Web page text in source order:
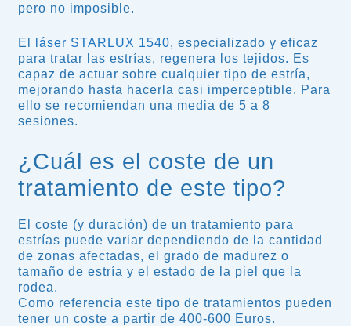
pero no imposible.
El láser STARLUX 1540, especializado y eficaz
para tratar las estrías, regenera los tejidos. Es
capaz de actuar sobre cualquier tipo de estría,
mejorando hasta hacerla casi imperceptible. Para
ello se recomiendan una media de 5 a 8
sesiones.
¿Cuál es el coste de un
tratamiento de este tipo?
El coste (y duración) de un tratamiento para
estrías puede variar dependiendo de la cantidad
de zonas afectadas, el grado de madurez o
tamaño de estría y el estado de la piel que la
rodea.
Como referencia este tipo de tratamientos pueden
tener un coste a partir de 400-600 Euros.